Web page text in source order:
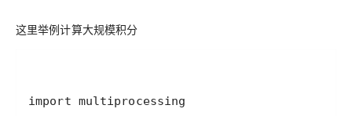
这里举例计算大规模积分
import multiprocessing